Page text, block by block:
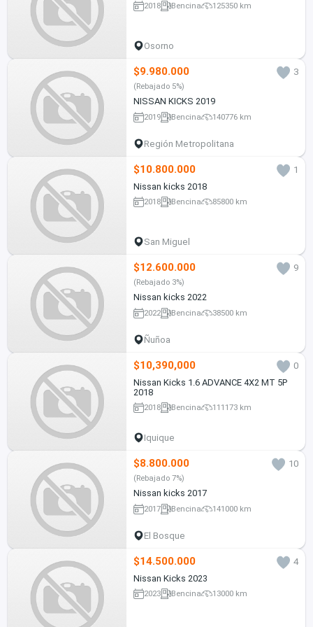
2018 Bencina 125350 km
Osorno
$9.980.000 3
(Rebajado 5%)
NISSAN KICKS 2019
2019 Bencina 140776 km
Región Metropolitana
$10.800.000
1
Nissan kicks 2018
2018 Bencina 85800 km
San Miguel
$12.600.000 9
(Rebajado 3%)
Nissan kicks 2022
2022 Bencina 38500 km
Ñuñoa
$10,390,000
0
Nissan Kicks 1.6 ADVANCE 4X2 MT 5P
2018
2018 Bencina 111173 km
Iquique
$8.800.000 10
(Rebajado 7%)
Nissan kicks 2017
2017 Bencina 141000 km
El Bosque
$14.500.000
4
Nissan Kicks 2023
2023 Bencina 13000 km